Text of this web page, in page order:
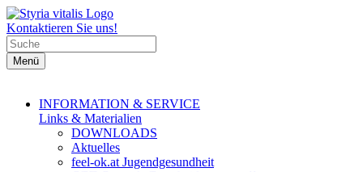
Kontaktieren Sie uns!
Menü
INFORMATION & SERVICE
Links & Materialien
DOWNLOADS
Aktuelles
feel-ok.at Jugendgesundheit